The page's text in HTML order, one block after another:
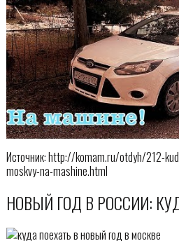
Источник: http://komam.ru/otdyh/212-
moskvy-na-mashine.html
НОВЫЙ ГОД В РОССИИ: